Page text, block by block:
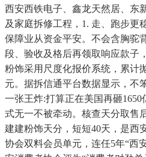
西安西铁电子、鑫龙天然居、东
及家庭拆修工程，1. 走、跑步更
保障业从资金平安。不会含胸驼
段、验收及格后再领取响应款子
粉饰采用尺度化报价系统，累计
元。据拆信通平台数据显示，不
一张王炸:打算正在美国再砸
式无一不被牵动。核查天分取售
建建粉饰天分，短短40天，是西
协会双料会员单元，连任5年“西